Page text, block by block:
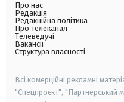
Про нас
Редакція
Редакційна політика
Про телеканал
Телеведучі
Вакансії
Структура власності
Всі комерційні рекламні
"Спецпроєкт", "Партнерський